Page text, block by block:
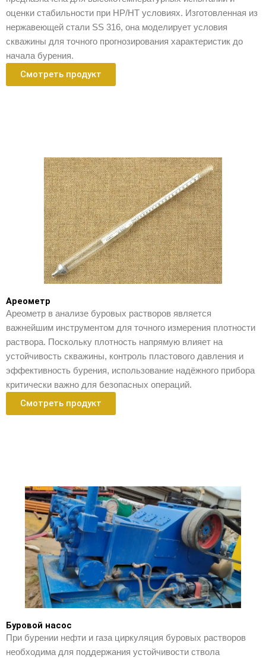
оценки стабильности при HP/HT условиях. Изготовленная из
нержавеющей стали SS 316, она моделирует условия
скважины для точного прогнозирования характеристик до
начала бурения.
Смотреть продукт
Ареометр
Ареометр в анализе буровых растворов является
важнейшим инструментом для точного измерения плотности
раствора. Поскольку плотность напрямую влияет на
устойчивость скважины, контроль пластового давления и
эффективность бурения, использование надёжного прибора
критически важно для безопасных операций.
Смотреть продукт
Буровой насос
При бурении нефти и газа циркуляция буровых растворов
необходима для поддержания устойчивости ствола